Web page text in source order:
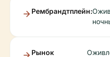
Рембрандтплейн:
Рынок